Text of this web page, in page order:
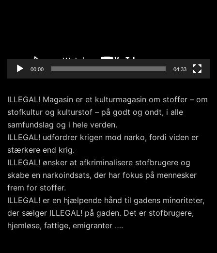
00:00 04:33
ILLEGAL! Magasin er et kulturmagasin om stoffer – om
stofkultur og kulturstof – på godt og ondt, i alle
samfundslag og i hele verden.
ILLEGAL! udfordrer krigen mod narko, fordi viden er
stærkere end krig.
ILLEGAL! ønsker at afkriminalisere stofbrugere og
skabe en narkoindsats, der har fokus på mennesker
frem for stoffer.
ILLEGAL! er en hjælpende hånd til gadens minoriteter,
der sælger ILLEGAL! på gaden. Det er stofbrugere,
hjemløse, fattige, emigranter ….